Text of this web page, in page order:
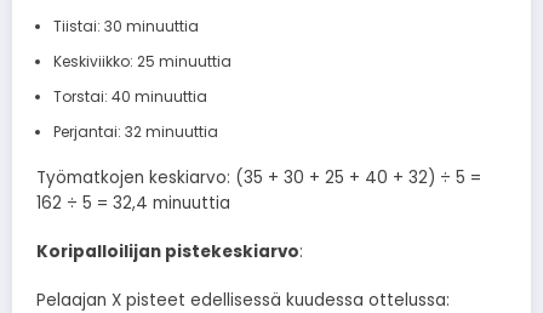
Tiistai: 30 minuuttia
Keskiviikko: 25 minuuttia
Torstai: 40 minuuttia
Perjantai: 32 minuuttia
Työmatkojen keskiarvo: (35 + 30 + 25 + 40 + 32) ÷ 5 =
162 ÷ 5 = 32,4 minuuttia
Koripalloilijan pistekeskiarvo:
Pelaajan X pisteet edellisessä kuudessa ottelussa: